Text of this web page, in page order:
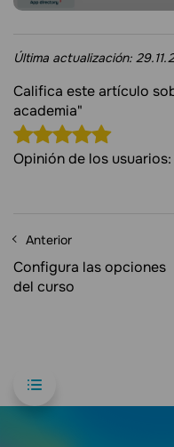
Última actualización:
Califica este artículo
academia"
Opinión de los usuarios:
Anterior
Configura las opciones
del curso